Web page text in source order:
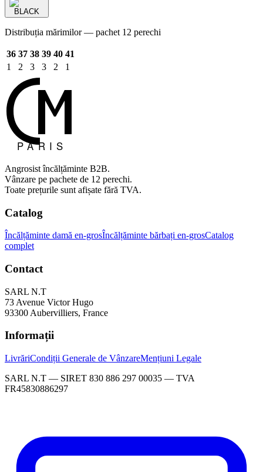
BLACK
Distribuția mărimilor — pachet 12 perechi
36 37 38 39 40 41
1
2 3 3 2 1
Angrosist încălțăminte B2B.
Vânzare pe pachete de 12 perechi.
Toate prețurile sunt afișate fără TVA.
Catalog
Încălțăminte damă en-grosÎncălțăminte bărbați en-grosCatalog
complet
Contact
SARL N.T
73 Avenue Victor Hugo
93300 Aubervilliers, France
Informații
LivrăriCondiții Generale de VânzareMențiuni Legale
SARL N.T — SIRET 830 886 297 00035 — TVA
FR45830886297